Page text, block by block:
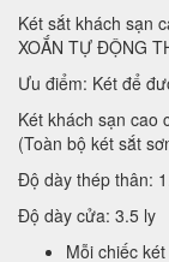
Két sắt khách sạn
XOẮN TỰ ĐỘNG
Ưu điểm: Két để
Két khách sạn cao
(Toàn bộ két sắt
Độ dày thép thân:
Độ dày cửa: 3.5 ly
Mỗi chiếc